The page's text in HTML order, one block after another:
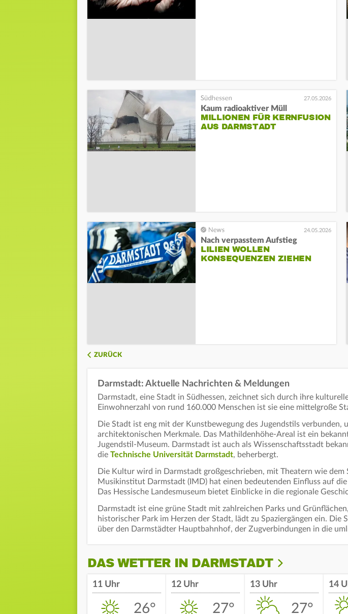
27.05.2026
Kaum radioaktiver Müll
MILLIONEN FÜR KERNFUSION
AUS DARMSTADT
24.05.2026
Nach verpasstem Aufstieg
LILIEN WOLLEN
KONSEQUENZEN ZIEHEN
ZURÜCK
Darmstadt: Aktuelle Nachrichten & Meldungen
Darmstadt, eine Stadt in Südhessen, zeichnet sich durch ihre
Einwohnerzahl von rund 160.000 Menschen ist sie eine mittelgroße
Die Stadt ist eng mit der Kunstbewegung des Jugendstils verbunden,
architektonischen Merkmale. Das Mathildenhöhe-Areal ist ein
Jugendstil-Museum. Darmstadt ist auch als Wissenschaftsstadt
die Technische Universität Darmstadt, beherbergt.
Die Kultur wird in Darmstadt großgeschrieben, mit Theatern wie
Musikinstitut Darmstadt (IMD) hat einen bedeutenden Einfluss auf
Das Hessische Landesmuseum bietet Einblicke in die regionale
Darmstadt ist eine grüne Stadt mit zahlreichen Parks und
historischer Park im Herzen der Stadt, lädt zu Spaziergängen ein. Die
über den Darmstädter Hauptbahnhof, der Zugverbindungen in die
DAS WETTER IN DARMSTADT
11 Uhr
26°
12 Uhr
27°
13 Uhr
27°
14